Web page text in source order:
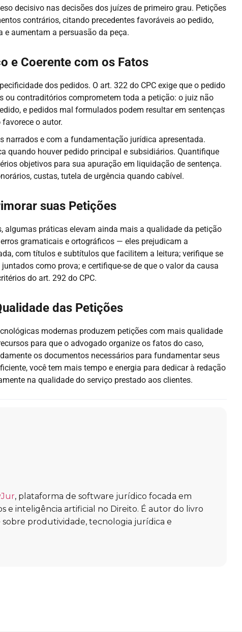
decisivo nas decisões dos juízes de primeiro grau. Petições
contrários, citando precedentes favoráveis ao pedido,
aumentam a persuasão da peça.
e Coerente com os Fatos
dos pedidos. O art. 322 do CPC exige que o pedido
ou contraditórios comprometem toda a petição: o juiz não
e pedidos mal formulados podem resultar em sentenças
o autor.
narrados e com a fundamentação jurídica apresentada.
quando houver pedido principal e subsidiários. Quantifique
objetivos para sua apuração em liquidação de sentença.
custas, tutela de urgência quando cabível.
suas Petições
algumas práticas elevam ainda mais a qualidade da petição
gramaticais e ortográficos — eles prejudicam a
com títulos e subtítulos que facilitem a leitura; verifique se
como prova; e certifique-se de que o valor da causa
do art. 292 do CPC.
das Petições
modernas produzem petições com mais qualidade
para que o advogado organize os fatos do caso,
os documentos necessários para fundamentar seus
você tem mais tempo e energia para dedicar à redação
na qualidade do serviço prestado aos clientes.
, plataforma de software jurídico focada em
e inteligência artificial no Direito. É autor do livro
sobre produtividade, tecnologia jurídica e